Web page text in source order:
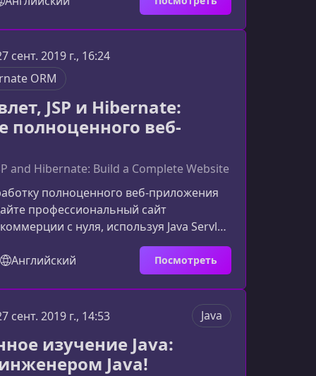
реальные навыки разработки
веб‑приложений.О чем этот курсВ
вы разработаете полноценный
магазин — однако все
модули применимы к любо
сент. 2019 г., 16:24
ORM
JSP и Hibernate:
полноценного веб-
and Hibernate: Build a Complete Website
полноценного веб‑приложения
профессиональный сайт
с нуля, используя Java Servlet,
Этот курс поможет вам шаг за
рабочий интернет‑магазин по
и получить практический опыт,
курсеКурс создан для тех,
современными инструментами
и научиться строить реальные,
Английский Посмотреть
сент. 2019 г., 14:53 Java
изучение Java:
Java!